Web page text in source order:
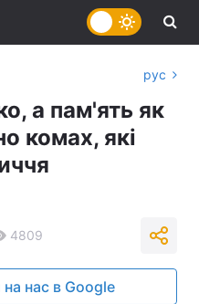
рус
а пам'ять як
комах, які
4809
на нас в Google